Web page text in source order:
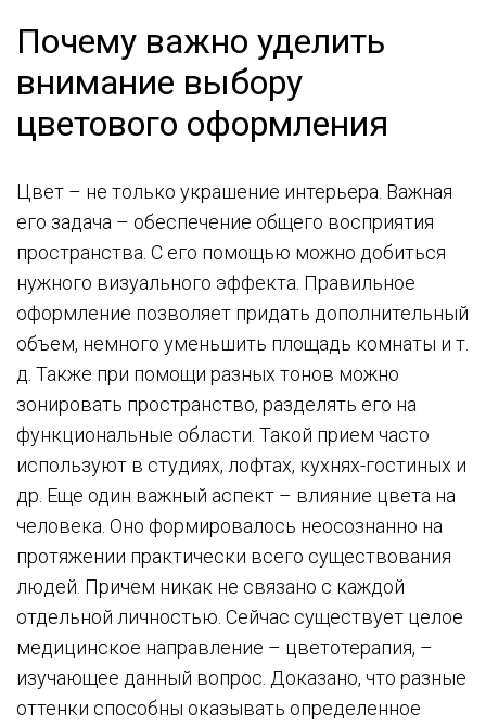
Почему важно уделить
внимание выбору
цветового оформления
Цвет – не только украшение интерьера. Важная
его задача – обеспечение общего восприятия
пространства. С его помощью можно добиться
нужного визуального эффекта. Правильное
оформление позволяет придать дополнительный
объем, немного уменьшить площадь комнаты и т.
д. Также при помощи разных тонов можно
зонировать пространство, разделять его на
функциональные области. Такой прием часто
используют в студиях, лофтах, кухнях-гостиных и
др. Еще один важный аспект – влияние цвета на
человека. Оно формировалось неосознанно на
протяжении практически всего существования
людей. Причем никак не связано с каждой
отдельной личностью. Сейчас существует целое
медицинское направление – цветотерапия, –
изучающее данный вопрос. Доказано, что разные
оттенки способны оказывать определенное